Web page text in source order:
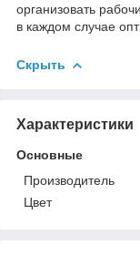
организовать
в каждом случае
Скрыть
Характеристики
Основные
Производитель
Цвет